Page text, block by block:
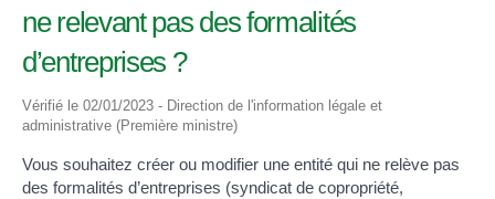
ne relevant pas des formalités
d’entreprises ?
Vérifié le 02/01/2023 - Direction de l'information légale et
administrative (Première ministre)
Vous souhaitez créer ou modifier une entité qui ne relève pas
des formalités d’entreprises (syndicat de copropriété,